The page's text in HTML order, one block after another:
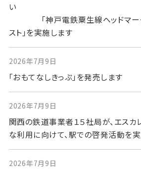
「神戸電鉄粟生線ヘッドマーク
スト」を実施します
2026年7月9日
「おもてなしきっぷ」を発売します
2026年7月9日
関西の鉄道事業者１５社局が、エスカ
な利用に向けて、駅での啓発活動を
2026年7月9日